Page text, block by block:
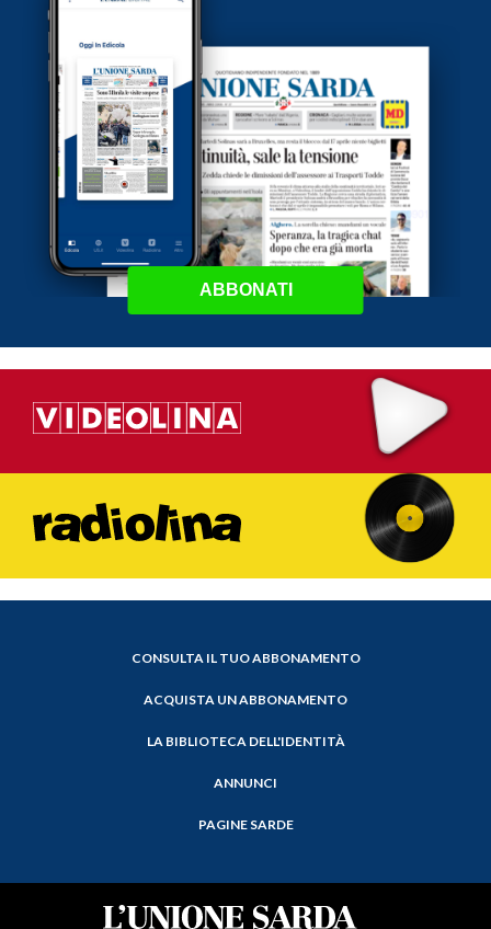
ABBONATI
CONSULTA IL TUO ABBONAMENTO
ACQUISTA UN ABBONAMENTO
LA BIBLIOTECA DELL'IDENTITÀ
ANNUNCI
PAGINE SARDE